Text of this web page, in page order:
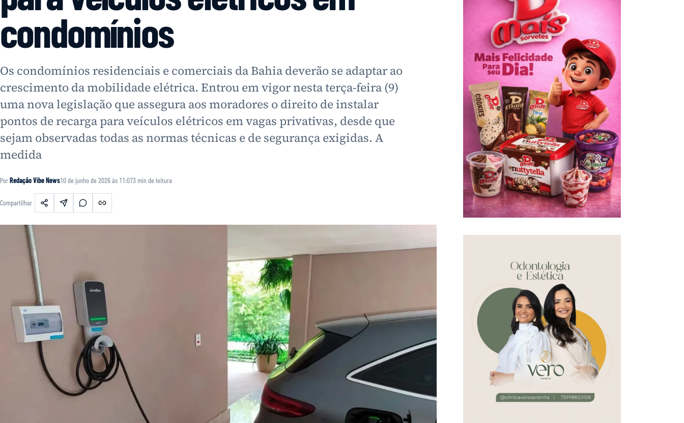
condomínios
Os condomínios residenciais e comerciais da Bahia deverão se adaptar ao
crescimento da mobilidade elétrica. Entrou em vigor nesta terça-feira (9)
uma nova legislação que assegura aos moradores o direito de instalar
pontos de recarga para veículos elétricos em vagas privativas, desde que
sejam observadas todas as normas técnicas e de segurança exigidas. A
medida
PorRedação Vibe News10 de junho de 2026 às 11:073 min de leitura
Compartilhar